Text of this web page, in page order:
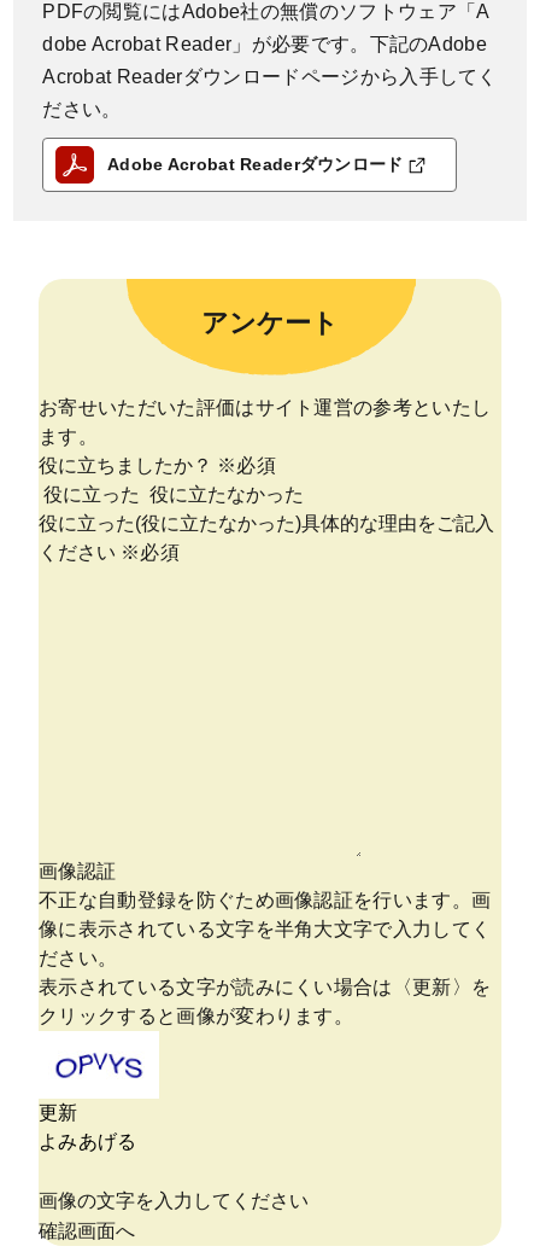
PDFの閲覧にはAdobe社の無償のソフトウェア「A
dobe Acrobat Reader」が必要です。下記のAdobe
Acrobat Readerダウンロードページから入手してく
ださい。
Adobe Acrobat Readerダウンロード
アンケート